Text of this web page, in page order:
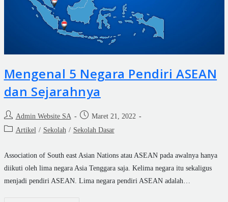
Mengenal 5 Negara Pendiri ASEAN
dan Sejarahnya
Admin Website SA
Maret 21, 2022
Artikel / Sekolah / Sekolah Dasar
Association of South east Asian Nations atau ASEAN pada awalnya hanya
diikuti oleh lima negara Asia Tenggara saja. Kelima negara itu sekaligus
menjadi pendiri ASEAN. Lima negara pendiri ASEAN adalah…